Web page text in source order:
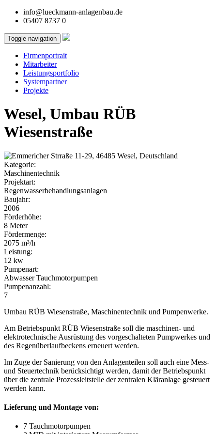
info@lueckmann-anlagenbau.de
05407 8737 0
Toggle navigation
Firmenportrait
Mitarbeiter
Leistungsportfolio
Systempartner
Projekte
Wesel, Umbau RÜB
Wiesenstraße
Kategorie:
Maschinentechnik
Projektart:
Regenwasserbehandlungsanlagen
Baujahr:
2006
Förderhöhe:
8 Meter
Fördermenge:
2075 m³/h
Leistung:
12 kw
Pumpenart:
Abwasser Tauchmotorpumpen
Pumpenanzahl:
7
Umbau RÜB Wiesenstraße, Maschinentechnik und Pumpenwerke.
Am Betriebspunkt RÜB Wiesenstraße soll die maschinen- und
elektrotechnische Ausrüstung des vorgeschalteten Pumpwerkes und
des Regenüberlaufbeckens erneuert werden.
Im Zuge der Sanierung von den Anlagenteilen soll auch eine Mess-
und Steuertechnik berücksichtigt werden, damit der Betriebspunkt
über die zentrale Prozessleitstelle der zentralen Kläranlage gesteuert
werden kann.
Lieferung und Montage von:
7 Tauchmotorpumpen